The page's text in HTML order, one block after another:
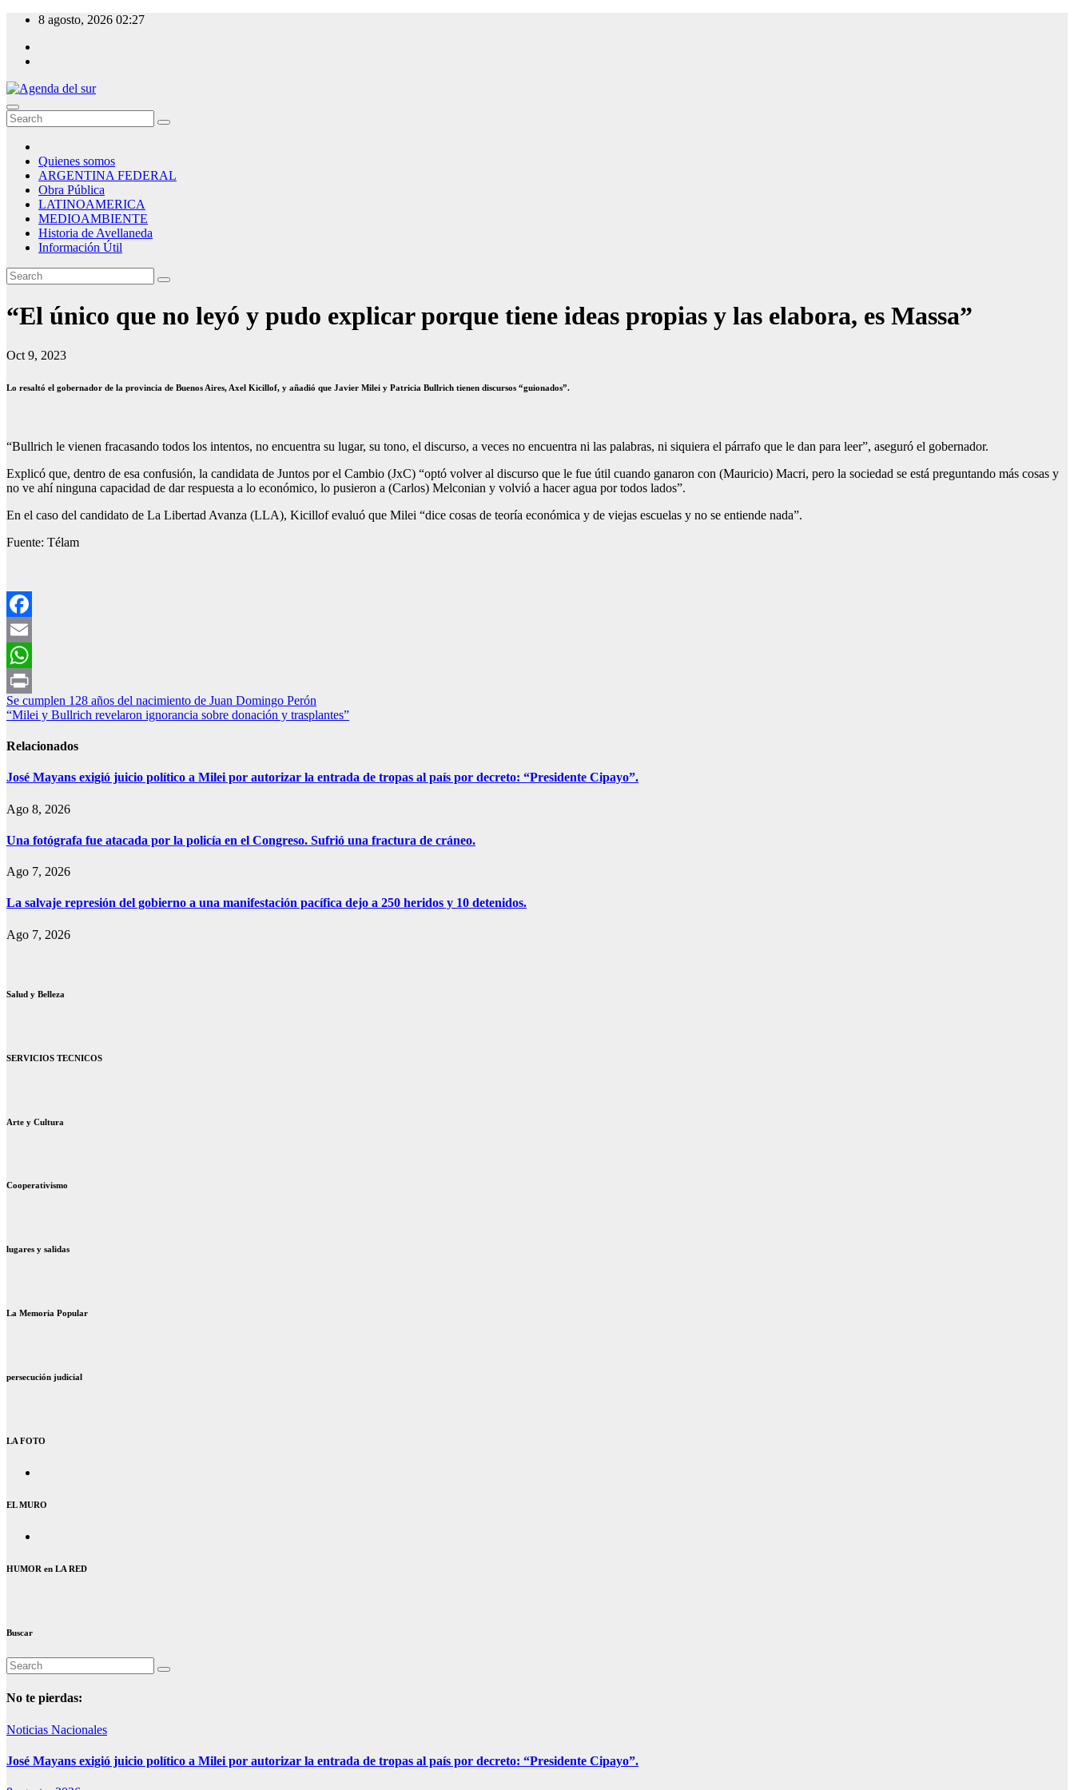
Skip
content
8 agosto, 2026 02:27
Agenda del sur
Quienes somos
ARGENTINA FEDERAL
Obra Pública
LATINOAMERICA
MEDIOAMBIENTE
Historia de Avellaneda
Información Útil
“El único que no leyó y pudo explicar porque tiene ideas propias y las elabora, es Massa”
Oct 9, 2023
Lo resaltó el gobernador de la provincia de Buenos Aires, Axel Kicillof, y añadió que Javier Milei y Patricia Bullrich tienen discursos “guionados”.
“Bullrich le vienen fracasando todos los intentos, no encuentra su lugar, su tono, el discurso, a veces no encuentra ni las palabras, ni siquiera el párrafo que le dan para leer”, aseguró el gobernador.
Explicó que, dentro de esa confusión, la candidata de Juntos por el Cambio (JxC) “optó volver al discurso que le fue útil cuando ganaron con (Mauricio) Macri, pero la sociedad se está preguntando más cosas y
no ve ahí ninguna capacidad de dar respuesta a lo económico, lo pusieron a (Carlos) Melconian y volvió a hacer agua por todos lados”.
En el caso del candidato de La Libertad Avanza (LLA), Kicillof evaluó que Milei “dice cosas de teoría económica y de viejas escuelas y no se entiende nada”.
Fuente: Télam
Facebook
Email
WhatsApp
Print
Navegación
de
entradas
Se cumplen 128 años del nacimiento de Juan Domingo Perón
“Milei y Bullrich revelaron ignorancia sobre donación y trasplantes”
Relacionados
José Mayans exigió juicio político a Milei por autorizar la entrada de tropas al país por decreto: “Presidente Cipayo”.
Ago 8, 2026
Una fotógrafa fue atacada por la policía en el Congreso. Sufrió una fractura de cráneo.
Ago 7, 2026
La salvaje represión del gobierno a una manifestación pacífica dejo a 250 heridos y 10 detenidos.
Ago 7, 2026
Salud y Belleza
SERVICIOS TECNICOS
Arte y Cultura
Cooperativismo
lugares y salidas
La Memoria Popular
persecución judicial
LA FOTO
EL MURO
HUMOR en LA RED
Buscar
No te pierdas:
Noticias Nacionales
José Mayans exigió juicio político a Milei por autorizar la entrada de tropas al país por decreto: “Presidente Cipayo”.